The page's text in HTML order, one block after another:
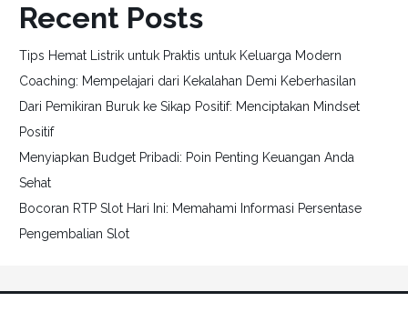
Recent Posts
Tips Hemat Listrik untuk Praktis untuk Keluarga Modern
Coaching: Mempelajari dari Kekalahan Demi Keberhasilan
Dari Pemikiran Buruk ke Sikap Positif: Menciptakan Mindset
Positif
Menyiapkan Budget Pribadi: Poin Penting Keuangan Anda
Sehat
Bocoran RTP Slot Hari Ini: Memahami Informasi Persentase
Pengembalian Slot